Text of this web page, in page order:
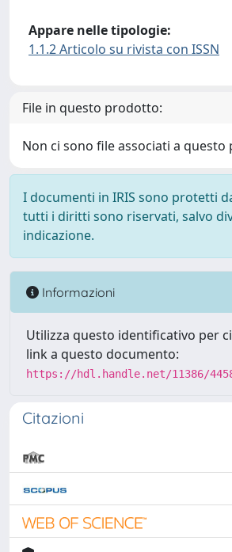
Appare nelle tipologie:
1.1.2 Articolo su rivista con ISSN
File in questo prodotto:
Non ci sono file associati a
I documenti in IRIS sono protetti
tutti i diritti sono riservati, salvo
indicazione.
Informazioni
Utilizza questo identificativo per
link a questo documento:
https://hdl.handle.net/11386/
Citazioni